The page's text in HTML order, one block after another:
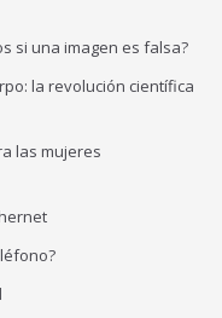
si una imagen es falsa?
la revolución científica
las mujeres